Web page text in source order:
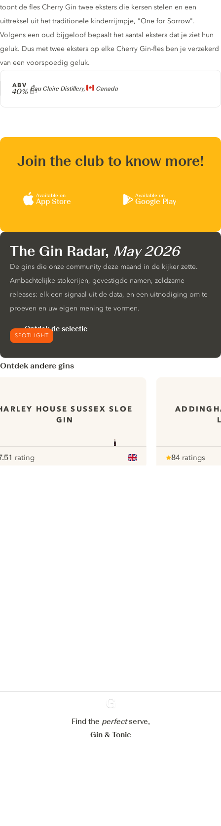
Producer
Eau Claire Distillery, Canada
ABV
40%
toont de fles Cherry Gin twee eksters die kersen stelen en een
uittreksel uit het traditionele kinderrijmpje, "One for Sorrow".
Volgens een oud bijgeloof bepaalt het aantal eksters dat je ziet hun
geluk. Dus met twee eksters op elke Cherry Gin-fles ben je verzekerd
van een voorspoedig geluk.
Join the club to know more!
Available on
App Store
Available on
Google Play
SPOTLIGHT
The Gin Radar, May 2026
De gins die onze community deze maand in de kijker zette.
Ambachtelijke stokerijen, gevestigde namen, zeldzame
releases: elk een signaal uit de data, en een uitnodiging om te
proeven en uw eigen mening te vormen.
Ontdek de selectie
Ontdek andere gins
HOUSE SUSSEX SLOE
GIN
1 rating
84 ratings
Ginventory
Find the perfectserve,
Gin & Tonic